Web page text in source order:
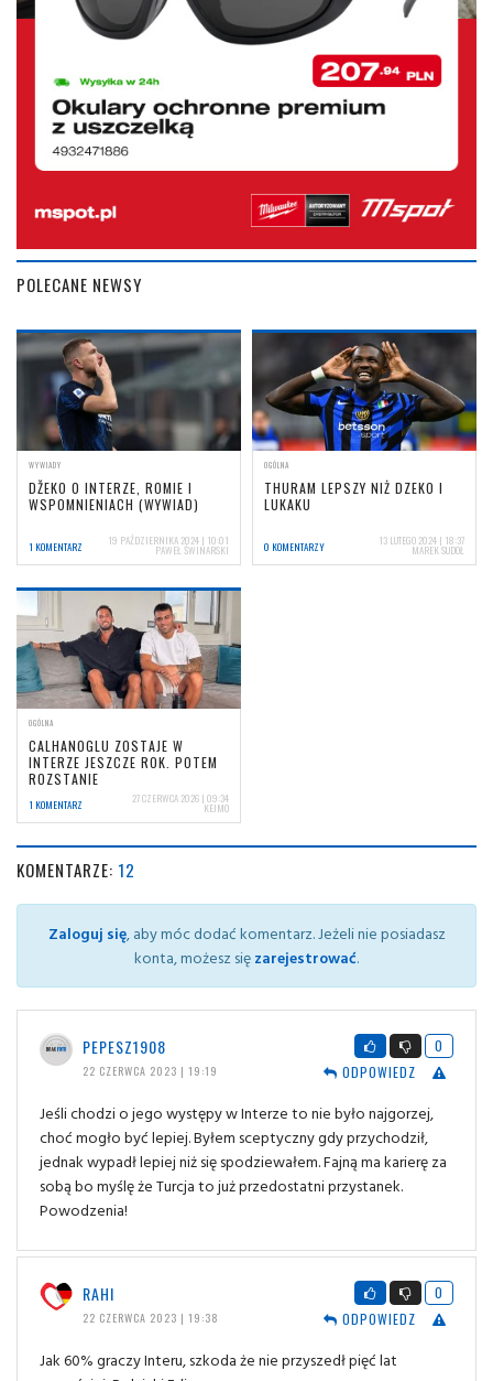
POLECANE NEWSY
WYWIADY
DŽEKO O INTERZE, ROMIE I
WSPOMNIENIACH (WYWIAD)
1 KOMENTARZ 19 PAŹDZIERNIKA 2024 | 10:01
PAWEŁ ŚWINARSKI
OGÓLNA
THURAM LEPSZY NIŻ DZEKO I
LUKAKU
0 KOMENTARZY 13 LUTEGO 2024 | 18:37
MAREK SUDOŁ
OGÓLNA
CALHANOGLU ZOSTAJE W
INTERZE JESZCZE ROK. POTEM
ROZSTANIE
1 KOMENTARZ 27 CZERWCA 2026 | 09:34
KEJMO
KOMENTARZE: 12
Zaloguj się, aby móc dodać komentarz. Jeżeli nie posiadasz
konta, możesz sięzarejestrować.
PEPESZ1908
22 CZERWCA 2023 | 19:19
0
ODPOWIEDZ
Jeśli chodzi o jego występy w Interze to nie było najgorzej,
choć mogło być lepiej. Byłem sceptyczny gdy przychodził,
jednak wypadł lepiej niż się spodziewałem. Fajną ma karierę za
sobą bo myślę że Turcja to już przedostatni przystanek.
Powodzenia!
RAHI
22 CZERWCA 2023 | 19:38
0
ODPOWIEDZ
Jak 60% graczy Interu, szkoda że nie przyszedł pięć lat